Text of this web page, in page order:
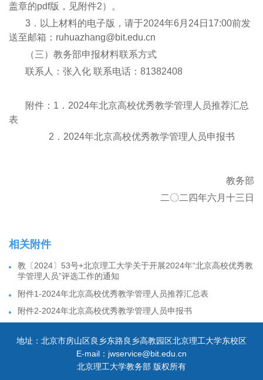
盖章的pdf版，见附件2）。
3．以上材料的电子版，请于2024年6月24日17:00前发
送至邮箱：ruhuazhang@bit.edu.cn
（三）教务部申报材料联系方式
联系人：张入化 联系电话：81382408
附件：1．2024年北京高校优秀教学管理人员推荐汇总
表
2．2024年北京高校优秀教学管理人员申报书
教务部
二〇二四年六月十三日
相关附件
教〔2024〕53号+北京理工大学关于开展2024年“北京高校优秀教
学管理人员”评选工作的通知
附件1-2024年北京高校优秀教学管理人员推荐汇总表
附件2-2024年北京高校优秀教学管理人员申报书
地址：北京市房山区良乡东路良乡高教园区北京理工大学东校区
E-mail：jwservice@bit.edu.cn
北京理工大学教务部 版权所有